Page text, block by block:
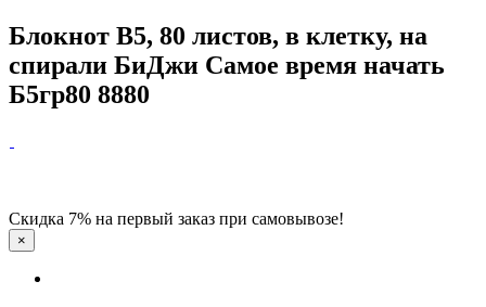
Блокнот В5, 80 листов, в клетку, на
спирали БиДжи Самое время начать
Б5гр80 8880
Скидка 7% на первый заказ при самовывозе!
×